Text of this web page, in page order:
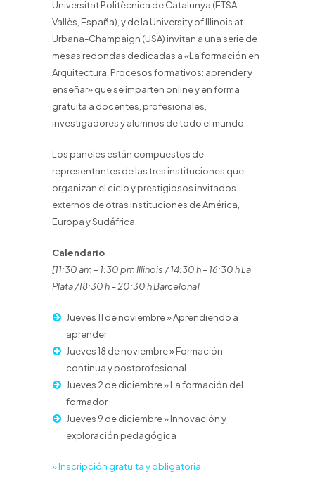
Universitat Politècnica de Catalunya (ETSA-
Vallès, España), y de la University of Illinois at
Urbana-Champaign (USA) invitan a una serie de
mesas redondas dedicadas a «La formación en
Arquitectura. Procesos formativos: aprender y
enseñar» que se imparten online y en forma
gratuita a docentes, profesionales,
investigadores y alumnos de todo el mundo.
Los paneles están compuestos de
representantes de las tres instituciones que
organizan el ciclo y prestigiosos invitados
externos de otras instituciones de América,
Europa y Sudáfrica.
Calendario
[11:30 am – 1:30 pm Illinois / 14:30 h – 16:30 h La
Plata /18:30 h – 20:30 h Barcelona]
Jueves 11 de noviembre » Aprendiendo a
aprender
Jueves 18 de noviembre » Formación
continua y postprofesional
Jueves 2 de diciembre » La formación del
formador
Jueves 9 de diciembre » Innovación y
exploración pedagógica
» Inscripción gratuita y obligatoria